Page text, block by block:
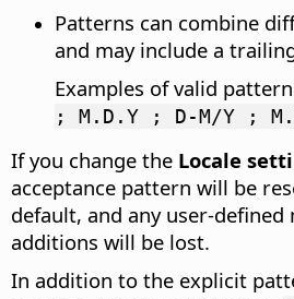
Patterns can combine
and may include a
Examples of valid
; M.D.Y ; D-M/Y ;
If you change the Locale
acceptance pattern will be
default, and any user-
additions will be lost.
In addition to the explicit